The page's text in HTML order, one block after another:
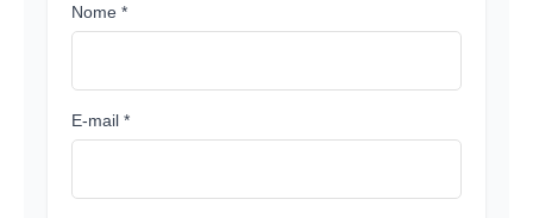
Nome *
E-mail *